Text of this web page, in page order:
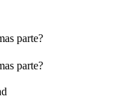
parte?
parte?